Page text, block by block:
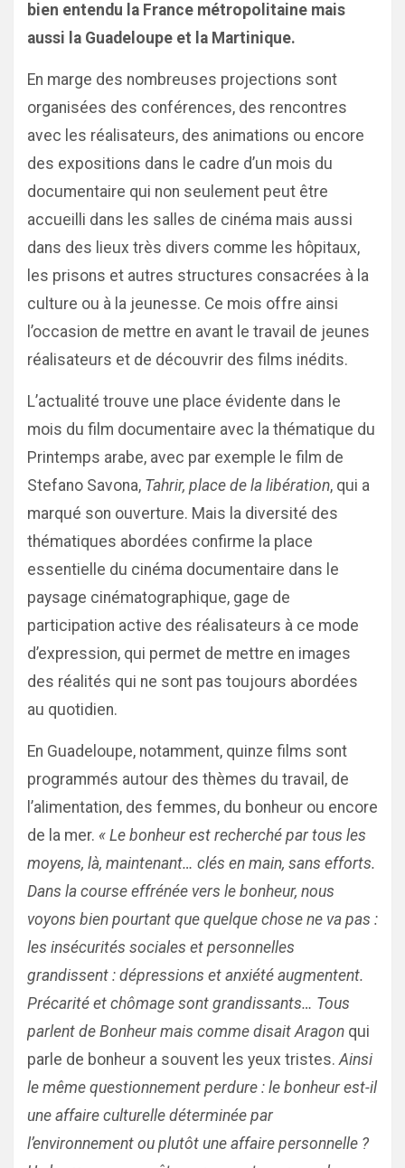
bien entendu la France métropolitaine mais
aussi la Guadeloupe et la Martinique.
En marge des nombreuses projections sont
organisées des conférences, des rencontres
avec les réalisateurs, des animations ou encore
des expositions dans le cadre d’un mois du
documentaire qui non seulement peut être
accueilli dans les salles de cinéma mais aussi
dans des lieux très divers comme les hôpitaux,
les prisons et autres structures consacrées à la
culture ou à la jeunesse. Ce mois offre ainsi
l’occasion de mettre en avant le travail de jeunes
réalisateurs et de découvrir des films inédits.
L’actualité trouve une place évidente dans le
mois du film documentaire avec la thématique du
Printemps arabe, avec par exemple le film de
Stefano Savona, Tahrir, place de la libération, qui a
marqué son ouverture. Mais la diversité des
thématiques abordées confirme la place
essentielle du cinéma documentaire dans le
paysage cinématographique, gage de
participation active des réalisateurs à ce mode
d’expression, qui permet de mettre en images
des réalités qui ne sont pas toujours abordées
au quotidien.
En Guadeloupe, notamment, quinze films sont
programmés autour des thèmes du travail, de
l’alimentation, des femmes, du bonheur ou encore
de la mer. « Le bonheur est recherché par tous les
moyens, là, maintenant… clés en main, sans efforts.
Dans la course effrénée vers le bonheur, nous
voyons bien pourtant que quelque chose ne va pas :
les insécurités sociales et personnelles
grandissent : dépressions et anxiété augmentent.
Précarité et chômage sont grandissants… Tous
parlent de Bonheur mais comme disait Aragon qui
parle de bonheur a souvent les yeux tristes.Ainsi
le même questionnement perdure : le bonheur est-il
une affaire culturelle déterminée par
l’environnement ou plutôt une affaire personnelle ?